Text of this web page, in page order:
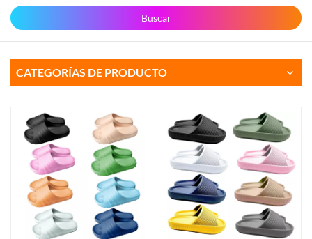
Buscar
CATEGORÍAS DE PRODUCTO